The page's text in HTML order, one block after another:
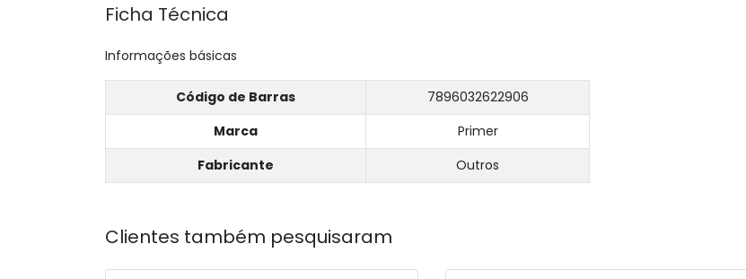
Ficha Técnica
Informações básicas
Código de Barras
7896032622906
Marca
Primer
Fabricante
Outros
Clientes também pesquisaram